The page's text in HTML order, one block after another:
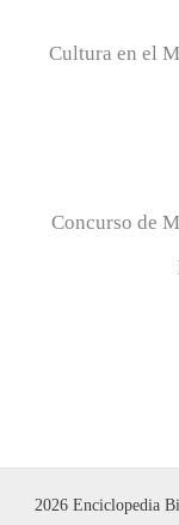
Cultura en el
Concurso de
2026 Enciclopedia